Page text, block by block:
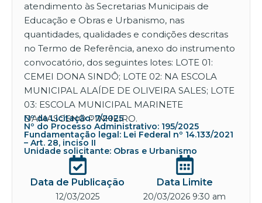
atendimento às Secretarias Municipais de
Educação e Obras e Urbanismo, nas
quantidades, qualidades e condições descritas
no Termo de Referência, anexo do instrumento
convocatório, dos seguintes lotes: LOTE 01:
CEMEI DONA SINDÔ; LOTE 02: NA ESCOLA
MUNICIPAL ALAÍDE DE OLIVEIRA SALES; LOTE
03: ESCOLA MUNICIPAL MARINETE
DAMASCENO PINHEIRO.
Nº da Licitação: 7/2025
Nº do Processo Administrativo: 195/2025
Fundamentação legal: Lei Federal nº 14.133/2021
– Art. 28, inciso II
Unidade solicitante: Obras e Urbanismo
Data de Publicação
12/03/2025
Data Limite
20/03/2026 9:30 am